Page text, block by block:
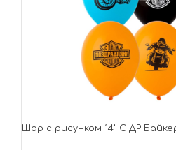
Шар с рисунком 14" С ДР